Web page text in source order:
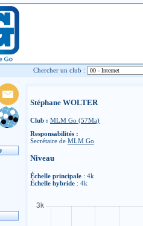
Chercher un club :
Stéphane WOLTER
Club : MLM Go (57Ma)
Responsabilités :
Secrétaire de MLM Go
Niveau
Échelle principale : 4k
Échelle hybride : 4k